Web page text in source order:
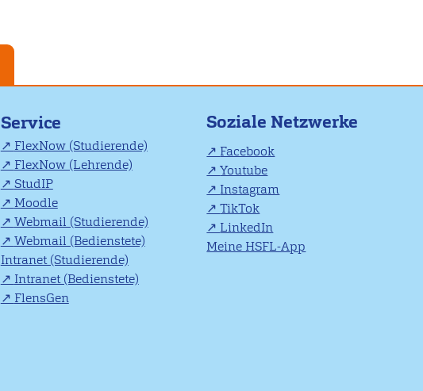
Service
FlexNow (Studierende)
FlexNow (Lehrende)
StudIP
Moodle
Webmail (Studierende)
Webmail (Bedienstete)
Intranet (Studierende)
Intranet (Bedienstete)
FlensGen
Soziale Netzwerke
Facebook
Youtube
Instagram
TikTok
LinkedIn
Meine HSFL-App